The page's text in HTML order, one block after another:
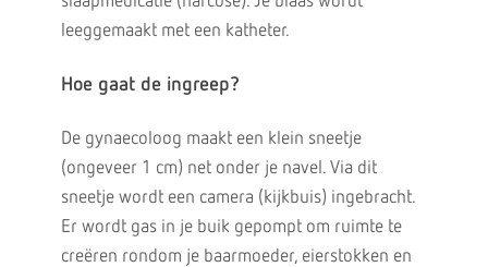
leeggemaakt met een katheter.
Hoe gaat de ingreep?
De gynaecoloog maakt een klein sneetje
(ongeveer 1 cm) net onder je navel. Via dit
sneetje wordt een camera (kijkbuis) ingebracht.
Er wordt gas in je buik gepompt om ruimte te
creëren rondom je baarmoeder, eierstokken en